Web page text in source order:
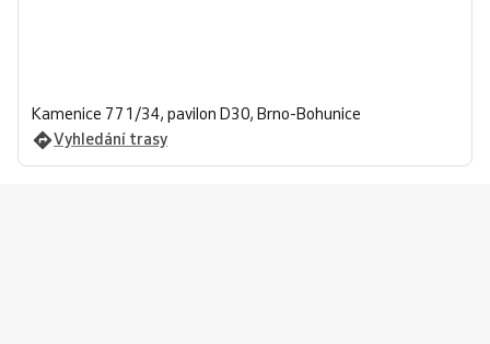
Kamenice 771/34, pavilon D30, Brno-Bohunice
Vyhledání trasy